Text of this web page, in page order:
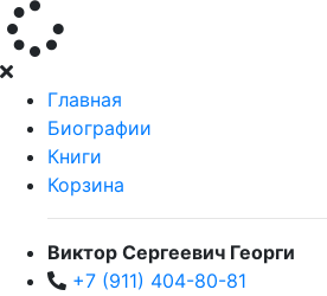
Главная
Биографии
Книги
Корзина
Виктор Сергеевич Георги
+7 (911) 404-80-81